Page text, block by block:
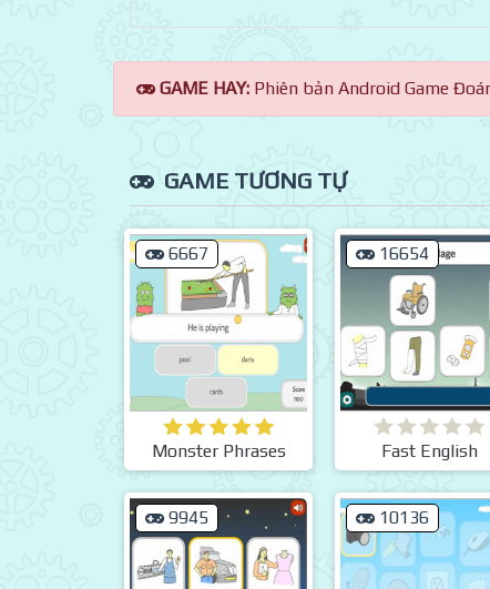
GAME HAY: Phiên bản Android Game
GAME TƯƠNG TỰ
6667
Monster Phrases
16654
Fast English
9945 10136